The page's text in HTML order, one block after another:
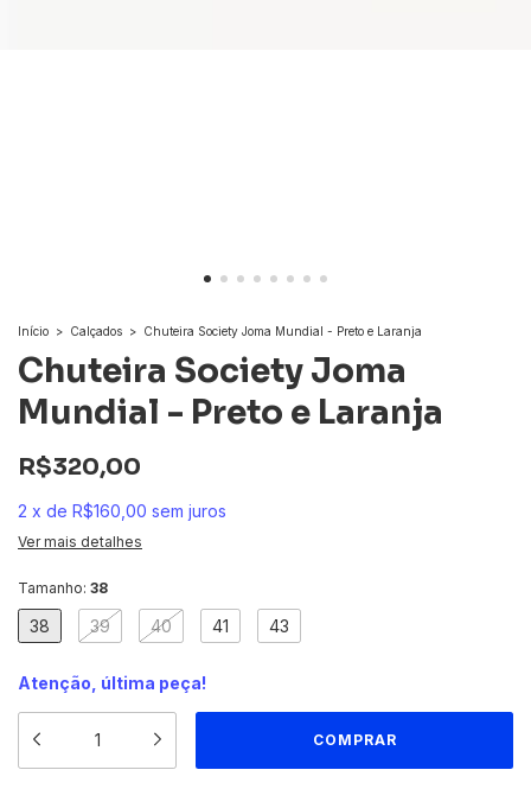
Início > Calçados > Chuteira Society Joma Mundial - Preto e Laranja
Chuteira Society Joma
Mundial - Preto e Laranja
R$320,00
2 x de R$160,00 sem juros
Ver mais detalhes
Tamanho: 38
38 39 40 41 43
Atenção, última peça!